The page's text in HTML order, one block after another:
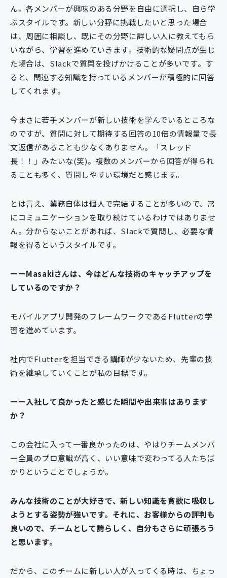
ん。各メンバーが興味のある分野を自由に選択し、自ら学
ぶスタイルです。新しい分野に挑戦したいと思った場合
は、周囲に相談し、既にその分野に詳しい人に教えてもら
いながら、学習を進めていきます。技術的な疑問点が生じ
た場合は、Slackで質問を投げかけることが多いです。す
ると、関連する知識を持っているメンバーが積極的に回答
してくれます。
今まさに若手メンバーが新しい技術を学んでいるところな
のですが、質問に対して期待する回答の10倍の情報量で長
文返信があることも少なくありません。「スレッド
長！！」みたいな(笑)。複数のメンバーから回答が得られ
ることも多く、質問しやすい環境だと感じます。
とは言え、業務自体は個人で完結することが多いので、常
にコミュニケーションを取り続けているわけではありませ
ん。分からないことがあれば、Slackで質問し、必要な情
報を得るというスタイルです。
ーーMasakiさんは、今はどんな技術のキャッチアップを
しているのですか？
モバイルアプリ開発のフレームワークであるFlutterの学
習を進めています。
社内でFlutterを担当できる講師が少ないため、先輩の技
術を継承していくことが私の目標です。
ーー入社して良かったと感じた瞬間や出来事はあります
か？
この会社に入って一番良かったのは、やはりチームメンバ
ー全員のプロ意識が高く、いい意味で変わってる人たちば
かりということでしょうか。
みんな技術のことが大好きで、新しい知識を貪欲に吸収し
ようとする姿勢が強いです。それに、お客様からの評判も
良いので、チームとして誇らしく、自分もさらに頑張ろう
と思います。
だから、このチームに新しい人が入ってくる時は、ちょっ